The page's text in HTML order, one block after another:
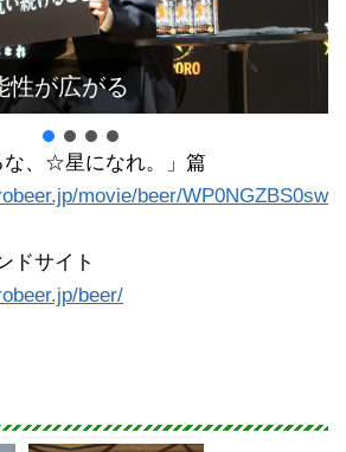
性が広がる
な、☆星になれ。」篇
movie/beer/WP0NGZBS0sw
ドサイト
beer/